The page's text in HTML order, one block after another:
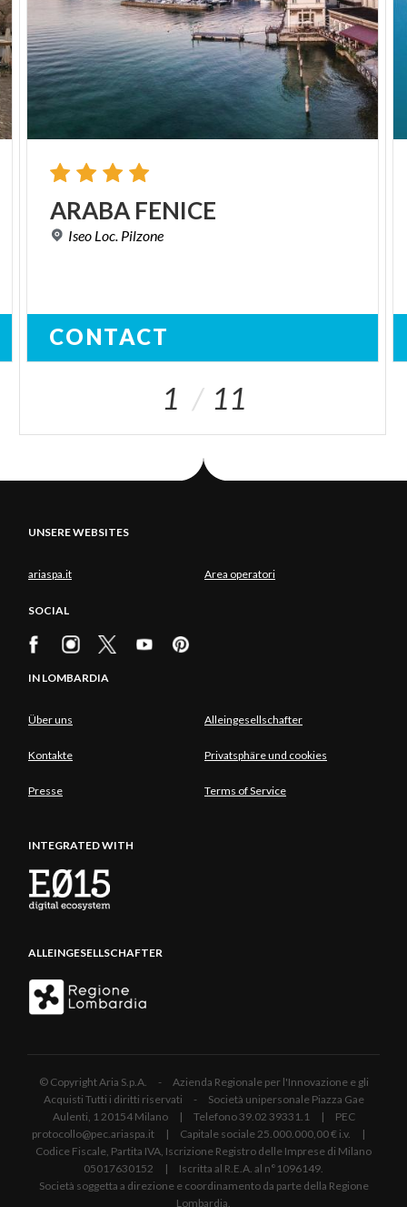
ARABA FENICE
Iseo Loc. Pilzone
CONTACT
1 11
UNSERE WEBSITES
ariaspa.it Area operatori
SOCIAL
IN LOMBARDIA
Über uns Alleingesellschafter
Kontakte Privatsphäre und cookies
Presse Terms of Service
INTEGRATED WITH
ALLEINGESELLSCHAFTER
© Copyright Aria S.p.A. - Azienda Regionale per l'Innovazione e gli
Acquisti Tutti i diritti riservati - Società unipersonale Piazza Gae
Aulenti, 1 20154 Milano | Telefono 39.02 39331.1 | PEC
protocollo@pec.ariaspa.it | Capitale sociale 25.000.000,00 € i.v. |
Codice Fiscale, Partita IVA, Iscrizione Registro delle Imprese di Milano
05017630152 | Iscritta al R.E.A. al n°1096149.
Società soggetta a direzione e coordinamento da parte della Regione
Lombardia.